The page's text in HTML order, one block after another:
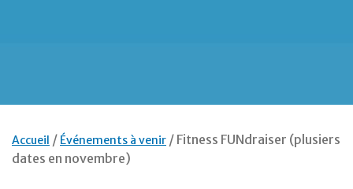
Accueil Événements à venir
Fitness FUNdraiser (plusiers
dates en novembre)